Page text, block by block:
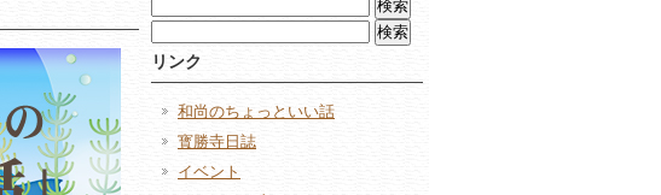
索:
索:
リンク
和尚のちょっといい話
寳勝寺日誌
イベント